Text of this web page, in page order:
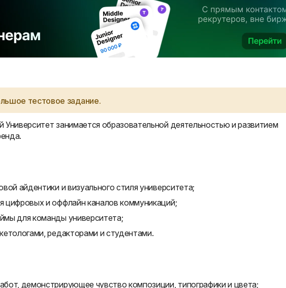
тестовое задание.
занимается образовательной деятельностью и развитием
айдентики и визуального стиля университета;
цифровых и оффлайн каналов коммуникаций;
для команды университета;
редакторами и студентами.
демонстрирующее чувство композиции, типографики и цвета;